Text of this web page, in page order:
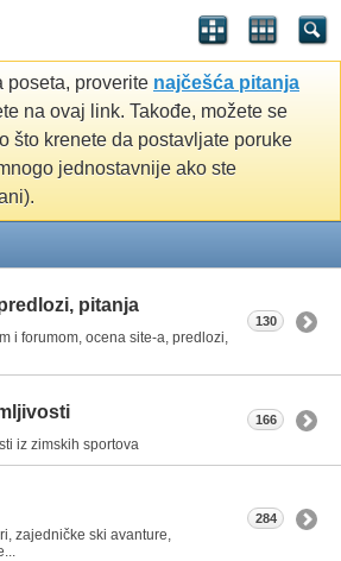
poseta, proverite najčešća pitanja
na ovaj link. Takođe, možete se
što krenete da postavljate poruke
jednostavnije ako ste
pitanja
i forumom, ocena site-a, predlozi,
130
iz zimskih sportova
166
zajedničke ski avanture,
284